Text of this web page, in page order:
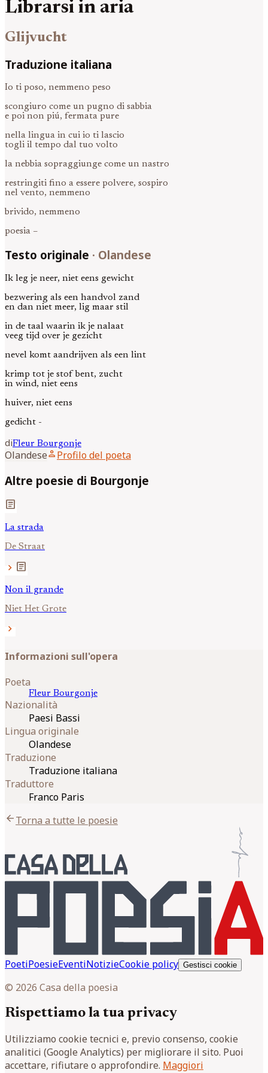
Librarsi in aria
Glijvucht
Traduzione italiana
Io ti poso, nemmeno peso
scongiuro come un pugno di sabbia
e poi non piú, fermata pure
nella lingua in cui io ti lascio
togli il tempo dal tuo volto
la nebbia sopraggiunge come un nastro
restringiti fino a essere polvere, sospiro
nel vento, nemmeno
brivido, nemmeno
poesia –
Testo originale · Olandese
Ik leg je neer, niet eens gewicht
bezwering als een handvol zand
en dan niet meer, lig maar stil
in de taal waarin ik je nalaat
veeg tijd over je gezicht
nevel komt aandrijven als een lint
krimp tot je stof bent, zucht
in wind, niet eens
huiver, niet eens
gedicht -
diFleur Bourgonje
Olandeseperson Profilo del poeta
Altre poesie di Bourgonje
article
La strada
De Straat
chevron_right article
Non il grande
Niet Het Grote
chevron_right
Informazioni sull'opera
Poeta
Fleur Bourgonje
Nazionalità
Paesi Bassi
Lingua originale
Olandese
Traduzione
Traduzione italiana
Traduttore
Franco Paris
arrow_backTorna a tutte le poesie
PoetiPoesieEventiNotizieCookie policy Gestisci cookie
© 2026 Casa della poesia
Rispettiamo la tua privacy
Utilizziamo cookie tecnici e, previo consenso, cookie
analitici (Google Analytics) per migliorare il sito. Puoi
accettare, rifiutare o approfondire. Maggiori